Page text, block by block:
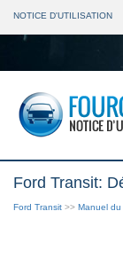
NOTICE D'UTILISATION
Ford Transit:
Ford Transit >> Manuel